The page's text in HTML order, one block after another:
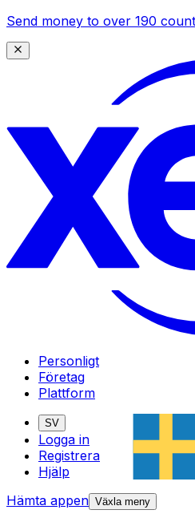
Send money to over 190
Personligt
Företag
Plattform
SV
Logga in
Registrera
Hjälp
Hämta appen Växla meny